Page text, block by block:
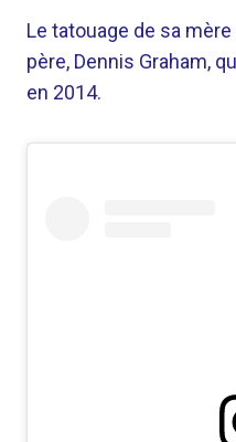
Le tatouage de sa
père, Dennis Graham,
en 2014.